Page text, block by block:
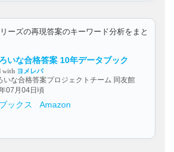
ーズの再現答案のキーワード分析をまと
いな合格答案 10年データブック
with ヨメレバ
いな合格答案プロジェクトチーム 同友館
07月04日頃
ックス Amazon